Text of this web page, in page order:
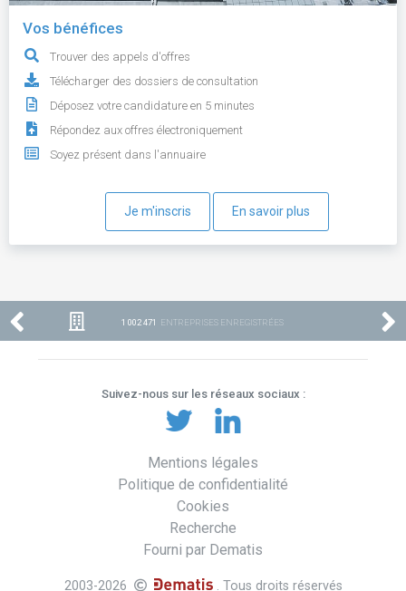
Vos bénéfices
Trouver des appels d'offres
Télécharger des dossiers de consultation
Déposez votre candidature en 5 minutes
Répondez aux offres électroniquement
Soyez présent dans l'annuaire
Je m'inscris En savoir plus
1 002 471 ENTREPRISES ENREGISTRÉES
Suivez-nous sur les réseaux sociaux :
Mentions légales
Politique de confidentialité
Cookies
Recherche
Fourni par Dematis
2003-2026 . Tous droits réservés